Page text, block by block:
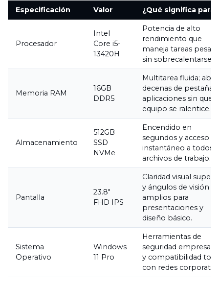
Especificación Valor ¿Qué significa para
Procesador
Intel
Core i5-
13420H
Potencia de alto
rendimiento que
maneja tareas
sin sobrecalentarse.
Memoria RAM
16GB
DDR5
Multitarea fluida; abra
decenas de pestañas
aplicaciones sin que
equipo se ralentice.
Almacenamiento
512GB
SSD
NVMe
Encendido en
segundos y acceso
instantáneo a todos
archivos de trabajo.
Pantalla
23.8"
FHD IPS
Claridad visual
y ángulos de visión
amplios para
presentaciones y
diseño básico.
Sistema
Operativo
Windows
11 Pro
Herramientas de
seguridad
y compatibilidad
con redes